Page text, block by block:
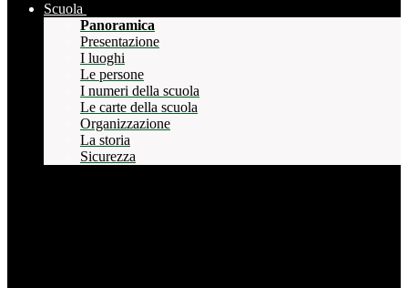
Scuola
Panoramica
Presentazione
I luoghi
Le persone
I numeri della scuola
Le carte della scuola
Organizzazione
La storia
Sicurezza